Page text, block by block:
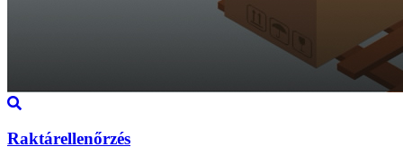
Raktárellenőrzés